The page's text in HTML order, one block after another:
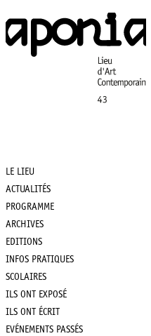
au
contenu
principal
Main
navigation
LE LIEU
ACTUALITÉS
PROGRAMME
ARCHIVES
EDITIONS
INFOS PRATIQUES
SCOLAIRES
ILS ONT EXPOSÉ
ILS ONT ÉCRIT
EVÉNEMENTS PASSÉS